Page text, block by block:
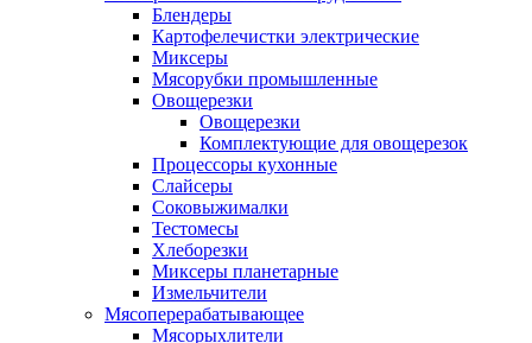
Блендеры
Картофелечистки электрические
Миксеры
Мясорубки промышленные
Овощерезки
Овощерезки
Комплектующие для овощерезок
Процессоры кухонные
Слайсеры
Соковыжималки
Тестомесы
Хлеборезки
Миксеры планетарные
Измельчители
Мясоперерабатывающее
Мясорыхлители